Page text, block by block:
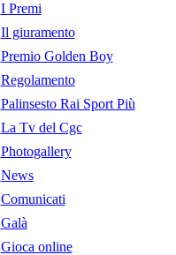
I Premi
Il giuramento
Premio Golden Boy
Regolamento
Palinsesto Rai Sport Più
La Tv del Cgc
Photogallery
News
Comunicati
Galà
Gioca online